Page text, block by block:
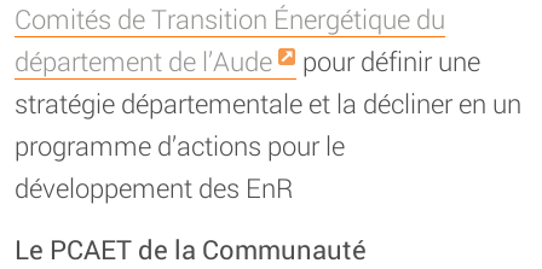
Comités de Transition Énergétique du
département de l’Aude
pour définir une
stratégie départementale et la décliner en un
programme d’actions pour le
développement des EnR
Le PCAET de la Communauté